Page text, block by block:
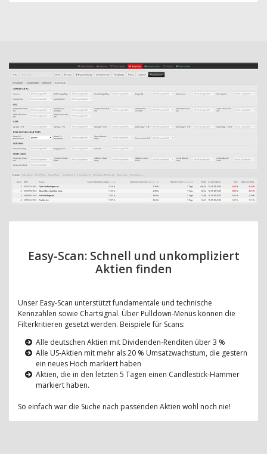
Easy-Scan: Schnell und unkompliziert
Aktien finden
Unser Easy-Scan unterstützt fundamentale und technische
Kennzahlen sowie Chartsignal. Über Pulldown-Menüs können die
Filterkritieren gesetzt werden. Beispiele für Scans:
Alle deutschen Aktien mit Dividenden-Renditen über 3 %
Alle US-Aktien mit mehr als 20 % Umsatzwachstum, die gestern
ein neues Hoch markiert haben
Aktien, die in den letzten 5 Tagen einen Candlestick-Hammer
markiert haben.
So einfach war die Suche nach passenden Aktien wohl noch nie!